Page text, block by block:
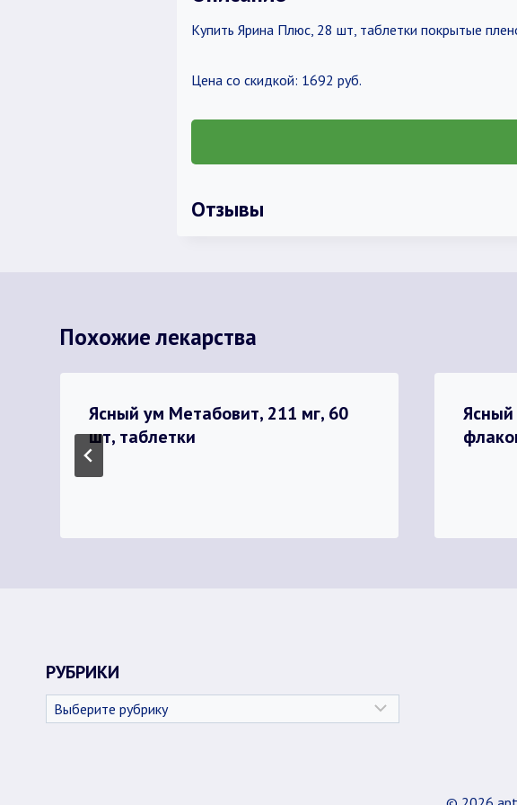
Купить Ярина Плюс, 28 шт, таблетки покрытые
Цена со скидкой: 1692 руб.
Отзывы
Похожие лекарства
Ясный ум Метабовит, 211 мг, 60
шт, таблетки
Ясный
РУБРИКИ
Рубрики